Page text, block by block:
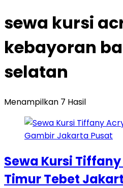
sewa kursi
kebayoran
selatan
Menampilkan 7 Hasil
Sewa Kursi
Timur Tebet